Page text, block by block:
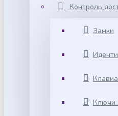
Контроль
Замки
Ключи